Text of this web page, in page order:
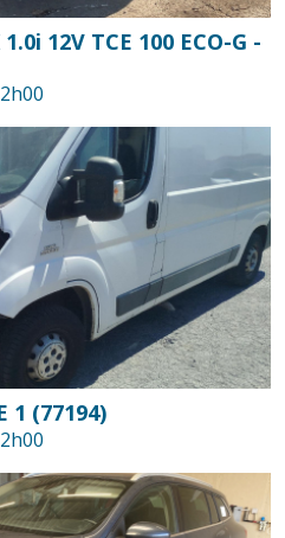
12V TCE 100 ECO-G -
1 (77194)